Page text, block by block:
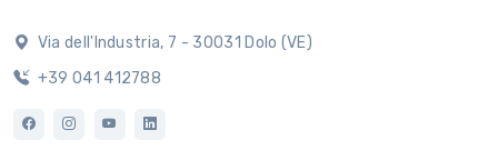
Via dell'Industria, 7 - 30031 Dolo (VE)
+39 041 412788